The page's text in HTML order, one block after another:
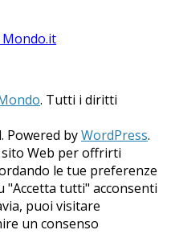
Mondo.it
. Tutti i diritti
Powered byWordPress.
Web per offrirti
le tue preferenze
"Accetta tutti" acconsenti
puoi visitare
un consenso